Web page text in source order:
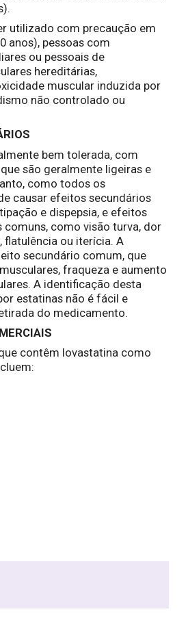
utilizado com precaução em
anos), pessoas com
ou pessoais de
hereditárias,
muscular induzida por
não controlado ou
bem tolerada, com
são geralmente ligeiras e
como todos os
causar efeitos secundários
e dispepsia, e efeitos
comuns, como visão turva, dor
flatulência ou iterícia. A
secundário comum, que
fraqueza e aumento
A identificação desta
estatinas não é fácil e
do medicamento.
contêm lovastatina como